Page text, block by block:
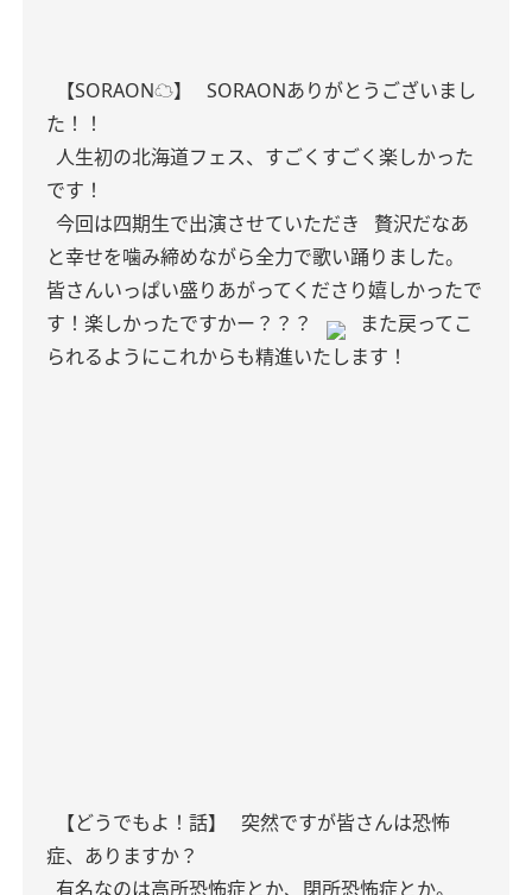
【SORAON☁️】
SORAONありがとうございまし
た！！
人生初の北海道フェス、すごくすごく楽しかった
です！
今回は四期生で出演させていただき
贅沢だなあ
と幸せを噛み締めながら全力で歌い踊りました。
皆さんいっぱい盛りあがってくださり嬉しかったで
す！楽しかったですかー？？？
また戻ってこ
られるようにこれからも精進いたします！
【どうでもよ！話】
突然ですが皆さんは恐怖
症、ありますか？
有名なのは高所恐怖症とか、閉所恐怖症とか。